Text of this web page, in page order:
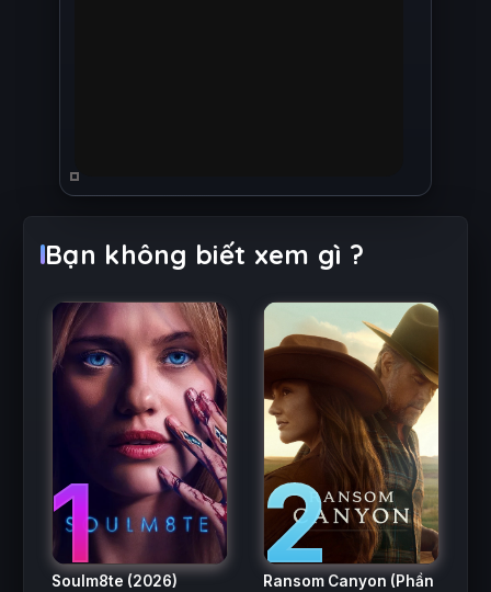
Bạn không biết xem gì ?
1
Soulm8te (2026) 2
Ransom Canyon (Phần